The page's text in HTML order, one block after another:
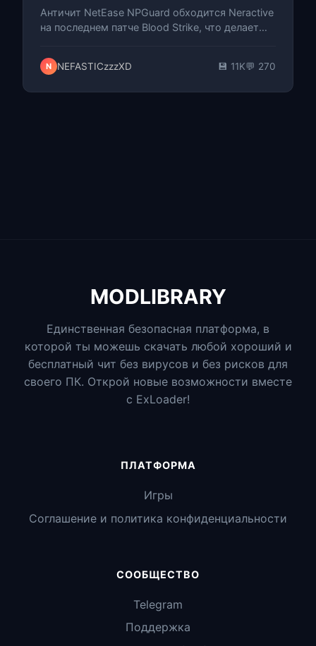
Античит NetEase NPGuard обходится Neractive
на последнем патче Blood Strike, что делает
наиболее безопасных вариантов дл…
N NEFASTICzzzXD 💾 11K💬 270
MODLIBRARY
Единственная безопасная платформа, в
которой ты можешь скачать любой хороший и
бесплатный чит без вирусов и без рисков для
своего ПК. Открой новые возможности вместе
с ExLoader!
ПЛАТФОРМА
Игры
Соглашение и политика конфиденциальности
СООБЩЕСТВО
Telegram
Поддержка